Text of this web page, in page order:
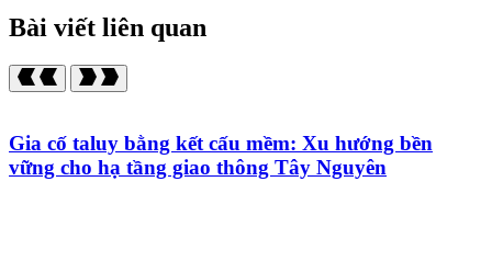
Bài viết liên quan
Gia cố taluy bằng kết cấu mềm: Xu hướng bền
vững cho hạ tầng giao thông Tây Nguyên